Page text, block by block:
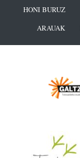
HONI BURUZ
ARAUAK